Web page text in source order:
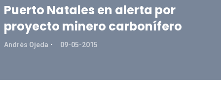
Puerto Natales en alerta por
proyecto minero carbonífero
Andrés Ojeda 09-05-2015